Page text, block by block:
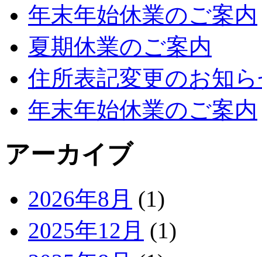
年末年始休業のご案内
夏期休業のご案内
住所表記変更のお知
年末年始休業のご案内
アーカイブ
2026年8月 (1)
2025年12月 (1)